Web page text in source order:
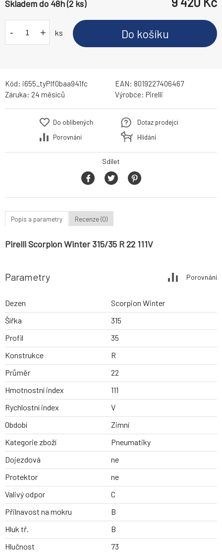
Skladem do 48h (2 ks)
- + ks Do košíku
Kód: i655_tyPIf0baa941fc EAN: 8019227406467
Záruka: 24 měsíců Výrobce: Pirelli
Do oblíbených
Porovnání
Dotaz prodejci
Hlídání
Sdílet
Popis a parametry Recenze (0)
Pirelli Scorpion Winter 315/35 R 22 111V
Parametry Porovnání
Dezen
Scorpion Winter
Šířka
315
Profil
35
Konstrukce
R
Průměr
22
Hmotnostní index
111
Rychlostní index
V
Období
Zimní
Kategorie zboží
Pneumatiky
Dojezdová
ne
Protektor
ne
Valivý odpor
C
Přilnavost na mokru
B
Hluk tř.
B
Hlučnost
73